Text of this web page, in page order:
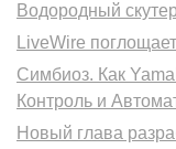
Водородный
LiveWire
Симбиоз. Как
Контроль и
Новый глава